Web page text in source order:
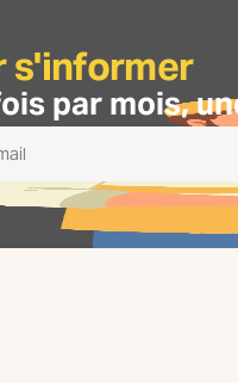
s'informer
par mois,